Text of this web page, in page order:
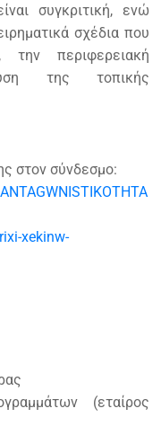
συγκριτική, ενώ
σχέδια που
την περιφερειακή
της τοπικής
στον σύνδεσμο:
xekinw-
(εταίρος